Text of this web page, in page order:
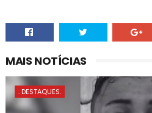
MAIS NOTÍCIAS
. DESTAQUES.